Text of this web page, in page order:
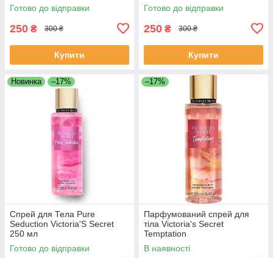
Готово до відправки
250 ₴ 300 ₴
Купити
Готово до відправки
250 ₴ 300 ₴
Купити
Новинка –17%
Спрей для Тела Pure
Seduction Victoria'S Secret
250 мл
Готово до відправки
–17%
Парфумований спрей для
тіла Victoria's Secret
Temptation
В наявності